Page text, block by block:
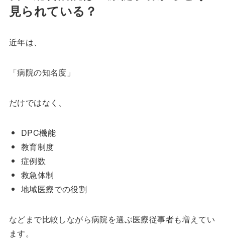
見られている？
近年は、
「病院の知名度」
だけではなく、
DPC機能
教育制度
症例数
救急体制
地域医療での役割
などまで比較しながら病院を選ぶ医療従事者も増えてい
ます。